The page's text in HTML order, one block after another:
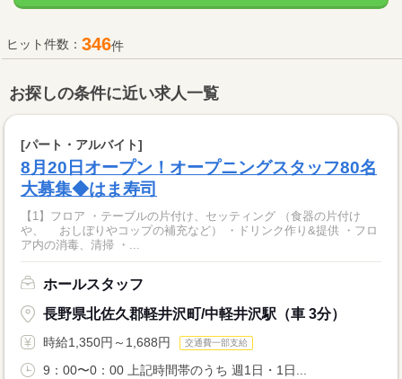
ヒット件数： 346件
お探しの条件に近い求人一覧
[パート・アルバイト]
8月20日オープン！オープニングスタッフ80名
大募集◆はま寿司
【1】フロア ・テーブルの片付け、セッティング （食器の片付け
や、 おしぼりやコップの補充など） ・ドリンク作り&提供 ・フロ
ア内の消毒、清掃 ・...
ホールスタッフ
長野県北佐久郡軽井沢町/中軽井沢駅（車 3分）
時給1,350円～1,688円 交通費一部支給
9：00〜0：00 上記時間帯のうち 週1日・1日...